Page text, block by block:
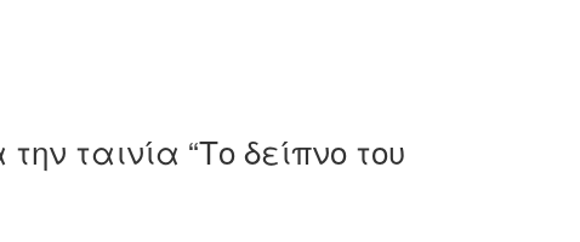
την ταινία “Το δείπνο του